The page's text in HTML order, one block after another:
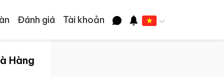
Đánh giá Tài khoản
Hàng